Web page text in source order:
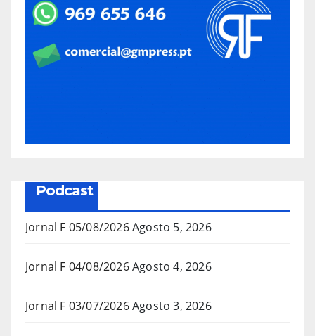
Podcast
Jornal F 05/08/2026Agosto 5, 2026
Jornal F 04/08/2026Agosto 4, 2026
Jornal F 03/07/2026Agosto 3, 2026